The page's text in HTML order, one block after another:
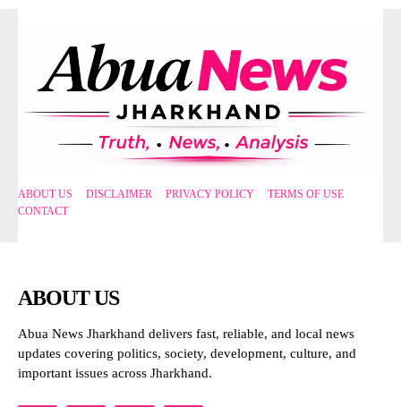
ABOUT US DISCLAIMER PRIVACY POLICY
TERMS OF USE
CONTACT
ABOUT US
Abua News Jharkhand delivers fast, reliable, and local news
updates covering politics, society, development, culture, and
important issues across Jharkhand.